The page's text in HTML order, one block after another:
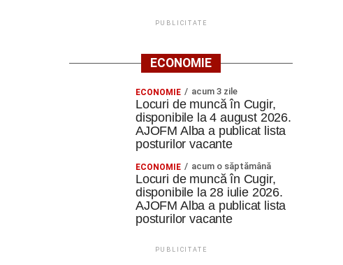
PUBLICITATE
ECONOMIE
ECONOMIE acum 3 zile
Locuri de muncă în Cugir,
disponibile la 4 august 2026.
AJOFM Alba a publicat lista
posturilor vacante
ECONOMIE acum o săptămână
Locuri de muncă în Cugir,
disponibile la 28 iulie 2026.
AJOFM Alba a publicat lista
posturilor vacante
PUBLICITATE